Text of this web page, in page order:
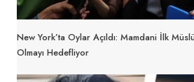
New York’ta Oylar Açıldı: Mamdani İlk
Olmayı Hedefliyor